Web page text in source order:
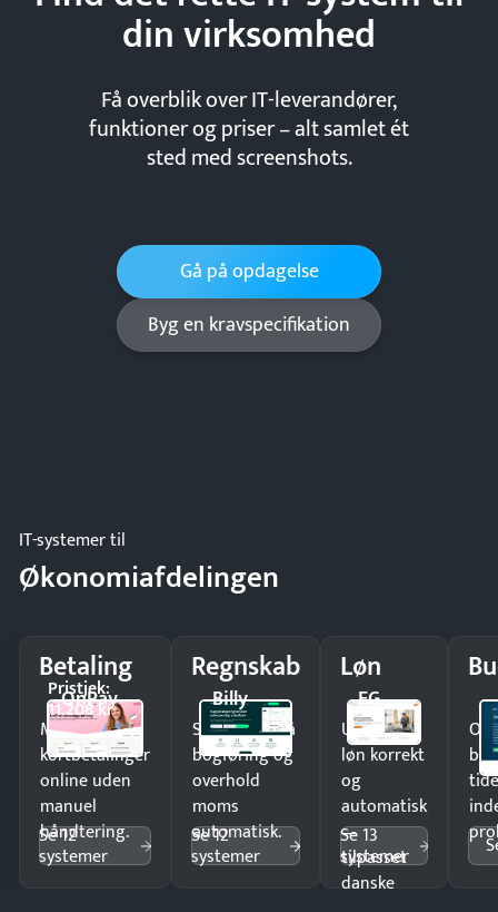
dinvirksomhed
Få overblik over IT-leverandører,
funktioner og priser – alt samlet ét
sted med screenshots.
Gå på opdagelse
Byg en kravspecifikation
IT-systemer til
Økonomiafdelingen
Betaling
OnPay
Pristjek:
11.208 kr
Modtag
kortbetalinger
online uden
manuel
håndtering.
Se 12
systemer
Regnskab
Billy
Spar timer på
bogføring og
overhold
moms
automatisk.
Se 12
systemer
Løn
EG
Udbetal
løn korrekt
og
automatisk
—
tilpasset
danske
Se 13
systemer